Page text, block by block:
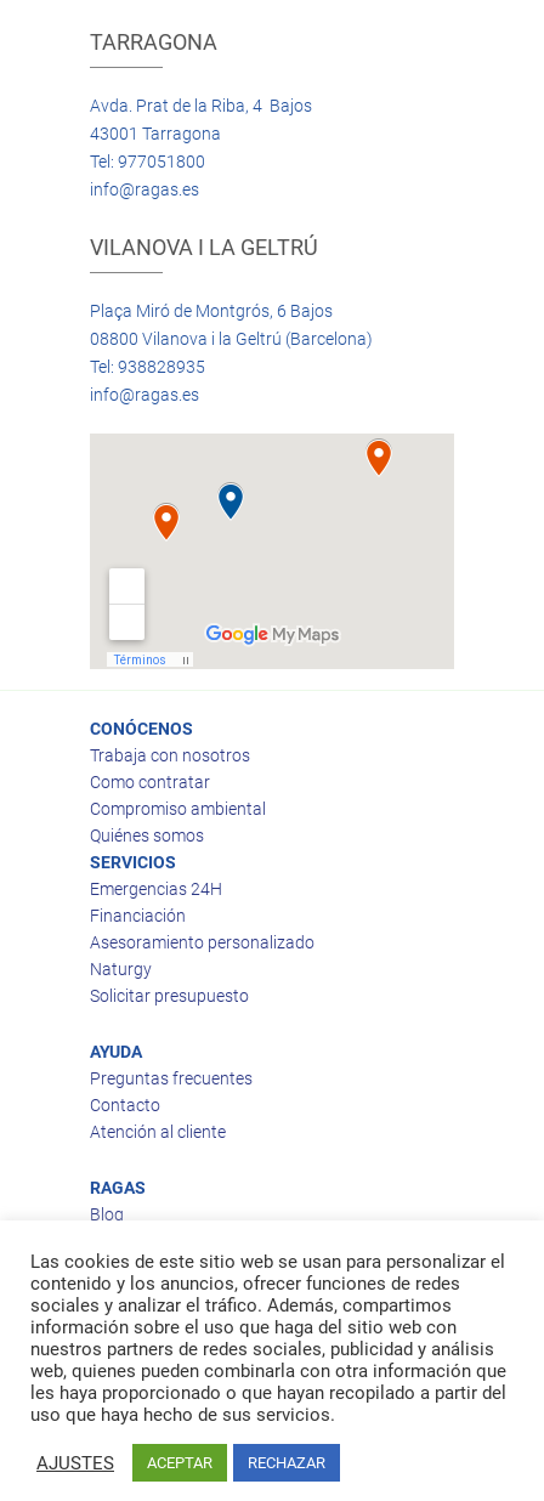
TARRAGONA
Avda. Prat de la Riba, 4 Bajos
43001 Tarragona
Tel: 977051800
info@ragas.es
VILANOVA I LA GELTRÚ
Plaça Miró de Montgrós, 6 Bajos
08800 Vilanova i la Geltrú (Barcelona)
Tel: 938828935
info@ragas.es
CONÓCENOS
Trabaja con nosotros
Como contratar
Compromiso ambiental
Quiénes somos
SERVICIOS
Emergencias 24H
Financiación
Asesoramiento personalizado
Naturgy
Solicitar presupuesto
AYUDA
Preguntas frecuentes
Contacto
Atención al cliente
RAGAS
Blog
Política de privacidad
Política de cookies
Política de envío
Política de devoluciones
© 2026Ragas
Las cookies de este sitio web se usan para personalizar el
contenido y los anuncios, ofrecer funciones de redes
sociales y analizar el tráfico. Además, compartimos
información sobre el uso que haga del sitio web con
nuestros partners de redes sociales, publicidad y análisis
web, quienes pueden combinarla con otra información que
les haya proporcionado o que hayan recopilado a partir del
uso que haya hecho de sus servicios.
AJUSTES ACEPTAR RECHAZAR